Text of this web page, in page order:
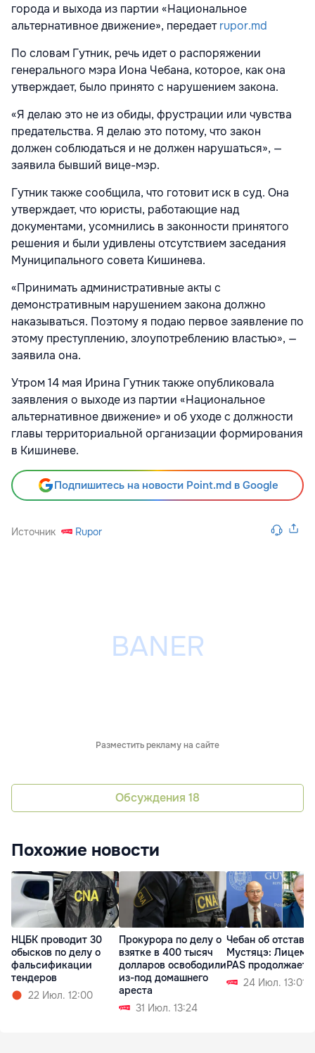
города и выхода из партии «Национальное
альтернативное движение», передаетrupor.md
По словам Гутник, речь идет о распоряжении
генерального мэра Иона Чебана, которое, как она
утверждает, было принято с нарушением закона.
«Я делаю это не из обиды, фрустрации или чувства
предательства. Я делаю это потому, что закон
должен соблюдаться и не должен нарушаться», —
заявила бывший вице-мэр.
Гутник также сообщила, что готовит иск в суд. Она
утверждает, что юристы, работающие над
документами, усомнились в законности принятого
решения и были удивлены отсутствием заседания
Муниципального совета Кишинева.
«Принимать административные акты с
демонстративным нарушением закона должно
наказываться. Поэтому я подаю первое заявление по
этому преступлению, злоупотреблению властью», —
заявила она.
Утром 14 мая Ирина Гутник также опубликовала
заявления о выходе из партии «Национальное
альтернативное движение» и об уходе с должности
главы территориальной организации формирования
в Кишиневе.
Подпишитесь на новости Point.md в Google
Источник Rupor
Разместить рекламу на сайте
Обсуждения 18
Похожие новости
НЦБК проводит 30
обысков по делу о
фальсификации
тендеров
22 Июл. 12:00
Прокурора по делу о
взятке в 400 тысяч
долларов освободили
из-под домашнего
ареста
31 Июл. 13:24
Чебан об отставке
Мустяцэ:
PAS
24 Июл. 13:01